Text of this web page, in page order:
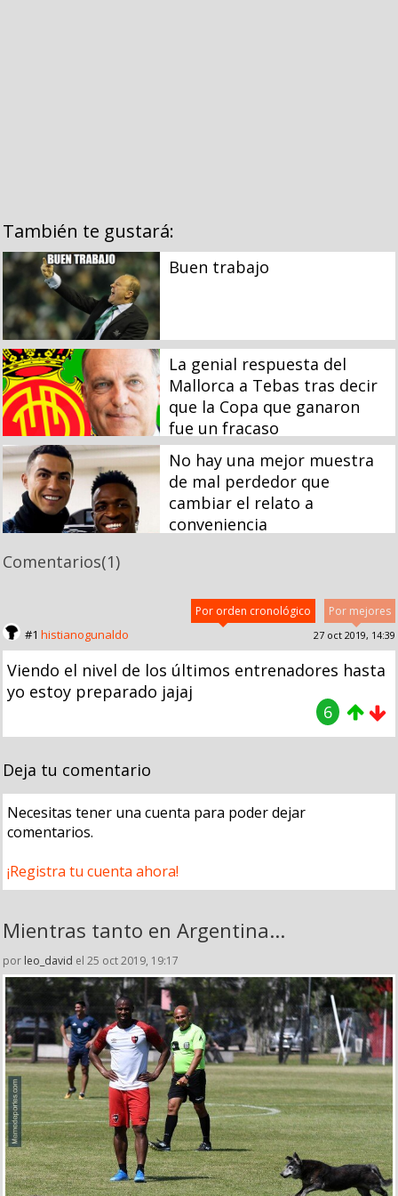
También te gustará:
Buen trabajo
La genial respuesta del
Mallorca a Tebas tras decir
que la Copa que ganaron
fue un fracaso
No hay una mejor muestra
de mal perdedor que
cambiar el relato a
conveniencia
Comentarios(1)
Por mejores
Por orden cronológico
#1 histianogunaldo 27 oct 2019, 14:39
Viendo el nivel de los últimos entrenadores hasta
yo estoy preparado jajaj
6
Deja tu comentario
Necesitas tener una cuenta para poder dejar
comentarios.
¡Registra tu cuenta ahora!
Mientras tanto en Argentina...
por leo_david el 25 oct 2019, 19:17